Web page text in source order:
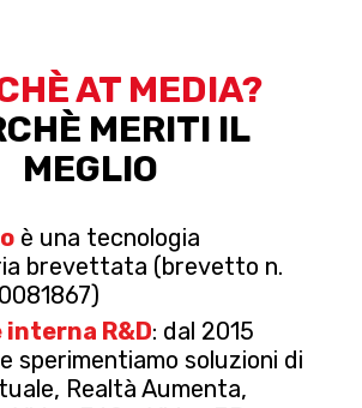
AT MEDIA?
MERITI IL
MEGLIO
è una tecnologia
brevettata (brevetto n.
interna R&D: dal 2015
sperimentiamo soluzioni di
Realtà Aumenta,